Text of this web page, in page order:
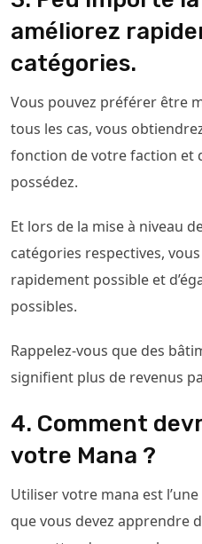
améliorez
catégories.
Vous pouvez préférer être
tous les cas, vous
fonction de votre faction et
possédez.
Et lors de la mise à niveau
catégories respectives,
rapidement possible et
possibles.
Rappelez-vous que des
signifient plus de revenus
4. Comment
votre Mana ?
Utiliser votre mana est
que vous devez apprendre